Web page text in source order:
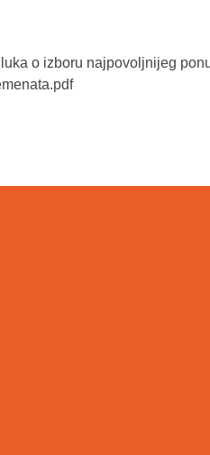
o izboru najpovoljnijeg